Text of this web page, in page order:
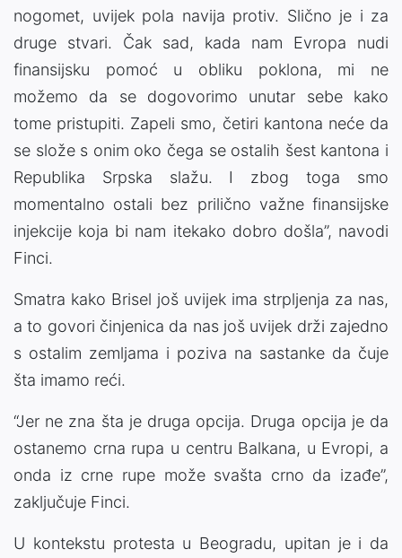
nogomet, uvijek pola navija protiv. Slično je i za
druge stvari. Čak sad, kada nam Evropa nudi
finansijsku pomoć u obliku poklona, mi ne
možemo da se dogovorimo unutar sebe kako
tome pristupiti. Zapeli smo, četiri kantona neće da
se slože s onim oko čega se ostalih šest kantona i
Republika Srpska slažu. I zbog toga smo
momentalno ostali bez prilično važne finansijske
injekcije koja bi nam itekako dobro došla”, navodi
Finci.
Smatra kako Brisel još uvijek ima strpljenja za nas,
a to govori činjenica da nas još uvijek drži zajedno
s ostalim zemljama i poziva na sastanke da čuje
šta imamo reći.
“Jer ne zna šta je druga opcija. Druga opcija je da
ostanemo crna rupa u centru Balkana, u Evropi, a
onda iz crne rupe može svašta crno da izađe”,
zaključuje Finci.
U kontekstu protesta u Beogradu, upitan je i da